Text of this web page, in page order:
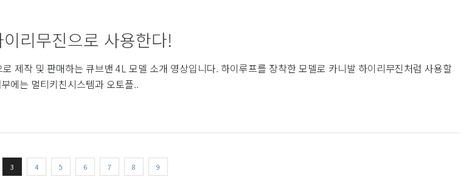
리무진으로 사용한다!
제작 및 판매하는 큐브밴 4L 모델 소개 영상입니다. 하이루프를 장착한 모델로 카니발 하이리무진처럼 사용할
에는 멀티키친시스템과 오토플..
3 4 5 6 7 8 9